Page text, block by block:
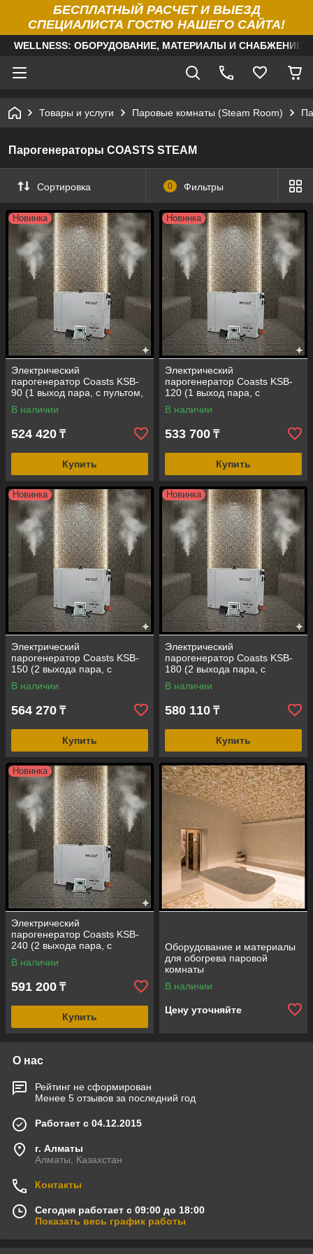
БЕСПЛАТНЫЙ РАСЧЕТ И ВЫЕЗД
СПЕЦИАЛИСТА ГОСТЮ НАШЕГО САЙТА!
WELLNESS: ОБОРУДОВАНИЕ, МАТЕРИАЛЫ И
Товары и услуги Паровые комнаты (Steam Room)
Парогенераторы COASTS STEAM
Сортировка 0 Фильтры
Новинка
Электрический
парогенератор Coasts KSB-
90 (1 выход пара, с пультом,
мощность = 9 кВт, объем = 5-
10 м3)
В наличии
524 420 ₸
Купить
Новинка
Электрический
парогенератор Coasts KSB-
120 (1 выход пара, с
пультом, мощность = 12 кВт,
объем = 6-13 м3)
В наличии
533 700 ₸
Купить
Новинка
Электрический
парогенератор Coasts KSB-
150 (2 выхода пара, с
пультом, мощность = 15 кВт,
объем = 10-16 м3)
В наличии
564 270 ₸
Купить
Новинка
Электрический
парогенератор Coasts KSB-
180 (2 выхода пара, с
пультом, мощность = 18 кВт,
объем = 12-19 м3)
В наличии
580 110 ₸
Купить
Новинка
Электрический
парогенератор Coasts KSB-
240 (2 выхода пара, с
пультом, мощность = 24 кВт,
объем = 19-26 м3)
В наличии
591 200 ₸
Купить
Оборудование и материалы
для обогрева паровой
комнаты
В наличии
Цену уточняйте
О нас
Рейтинг не сформирован
Менее 5 отзывов за последний год
Работает с 04.12.2015
г. Алматы
Алматы, Казахстан
Контакты
Сегодня работает с 09:00 до 18:00
Показать весь график работы